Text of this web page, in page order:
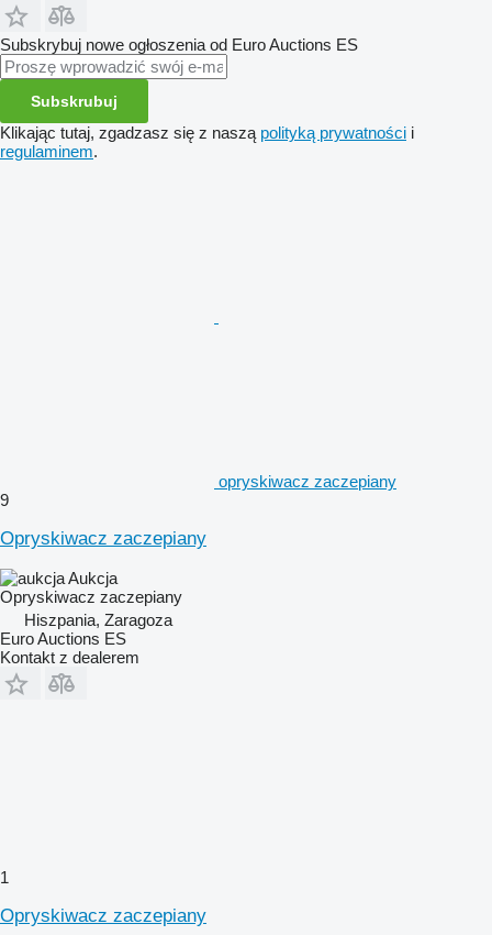
Subskrybuj nowe ogłoszenia od Euro Auctions ES
Subskrubuj
Klikając tutaj, zgadzasz się z naszą polityką prywatności i
regulaminem.
opryskiwacz zaczepiany
9
Opryskiwacz zaczepiany
Aukcja
Opryskiwacz zaczepiany
Hiszpania, Zaragoza
Euro Auctions ES
Kontakt z dealerem
1
Opryskiwacz zaczepiany